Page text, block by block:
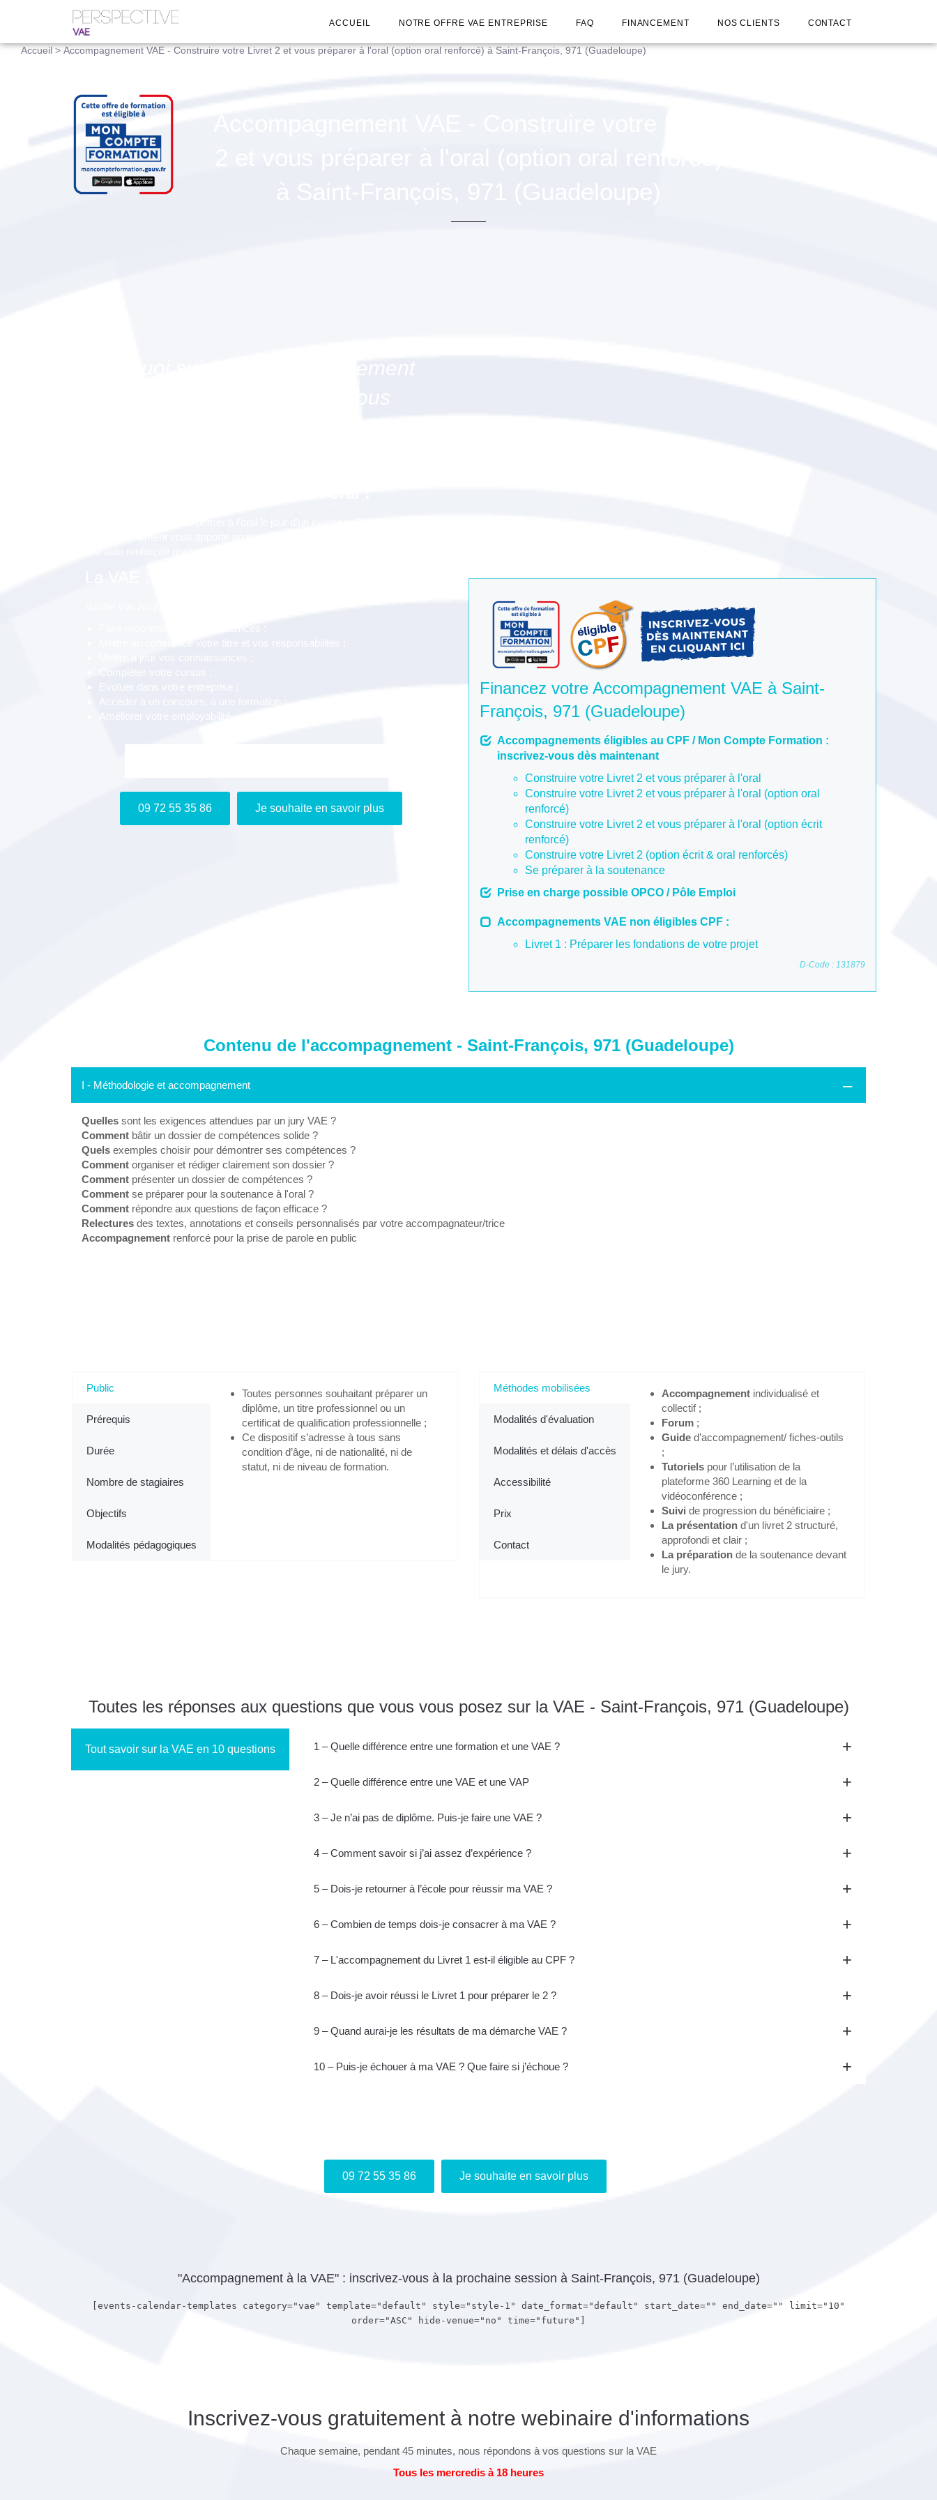
ACCUEIL NOTRE OFFRE VAE ENTREPRISE FAQ FINANCEMENT NOS CLIENTS CONTACT
Accueil>Accompagnement VAE - Construire votre Livret 2 et vous préparer à l'oral (option oral renforcé) à Saint-François, 971 (Guadeloupe)
09 72 55 35 86 Je souhaite en savoir plus
Financez votre Accompagnement VAE à Saint-
François, 971 (Guadeloupe)
Accompagnements éligibles au CPF / Mon Compte Formation :
inscrivez-vous dès maintenant
Construire votre Livret 2 et vous préparer à l'oral
Construire votre Livret 2 et vous préparer à l'oral (option oral
renforcé)
Construire votre Livret 2 et vous préparer à l'oral (option écrit
renforcé)
Construire votre Livret 2 (option écrit & oral renforcés)
Se préparer à la soutenance
Prise en charge possible OPCO / Pôle Emploi
Accompagnements VAE non éligibles CPF :
Livret 1 : Préparer les fondations de votre projet
D-Code : 131879
Contenu de l'accompagnement - Saint-François, 971 (Guadeloupe)
I - Méthodologie et accompagnement
Quelles sont les exigences attendues par un jury VAE ?
Comment bâtir un dossier de compétences solide ?
Quels exemples choisir pour démontrer ses compétences ?
Comment organiser et rédiger clairement son dossier ?
Comment présenter un dossier de compétences ?
Comment se préparer pour la soutenance à l'oral ?
Comment répondre aux questions de façon efficace ?
Relectures des textes, annotations et conseils personnalisés par votre accompagnateur/trice
Accompagnement renforcé pour la prise de parole en public
Public
Prérequis
Durée
Nombre de stagiaires
Objectifs
Modalités pédagogiques
Toutes personnes souhaitant préparer un
diplôme, un titre professionnel ou un
certificat de qualification professionnelle ;
Ce dispositif s’adresse à tous sans
condition d’âge, ni de nationalité, ni de
statut, ni de niveau de formation.
Méthodes mobilisées
Modalités d'évaluation
Modalités et délais d'accès
Accessibilité
Prix
Contact
Accompagnement individualisé et
collectif ;
Forum ;
Guide d’accompagnement/ fiches-outils
;
Tutoriels pour l’utilisation de la
plateforme 360 Learning et de la
vidéoconférence ;
Suivi de progression du bénéficiaire ;
La présentation d'un livret 2 structuré,
approfondi et clair ;
La préparation de la soutenance devant
le jury.
Toutes les réponses aux questions que vous vous posez sur la VAE - Saint-François, 971 (Guadeloupe)
Tout savoir sur la VAE en 10 questions 1 – Quelle différence entre une formation et une VAE ?
2 – Quelle différence entre une VAE et une VAP
3 – Je n’ai pas de diplôme. Puis-je faire une VAE ?
4 – Comment savoir si j’ai assez d’expérience ?
5 – Dois-je retourner à l’école pour réussir ma VAE ?
6 – Combien de temps dois-je consacrer à ma VAE ?
7 – L'accompagnement du Livret 1 est-il éligible au CPF ?
8 – Dois-je avoir réussi le Livret 1 pour préparer le 2 ?
9 – Quand aurai-je les résultats de ma démarche VAE ?
10 – Puis-je échouer à ma VAE ? Que faire si j’échoue ?
09 72 55 35 86 Je souhaite en savoir plus
"Accompagnement à la VAE" : inscrivez-vous à la prochaine session à Saint-François, 971 (Guadeloupe)
[events-calendar-templates category="vae" template="default" style="style-1" date_format="default" start_date="" end_date="" limit="10"
order="ASC" hide-venue="no" time="future"]
Inscrivez-vous gratuitement à notre webinaire d'informations
Chaque semaine, pendant 45 minutes, nous répondons à vos questions sur la VAE
Tous les mercredis à 18 heures